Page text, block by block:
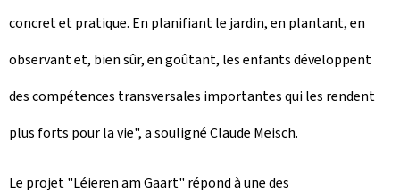
concret et pratique. En planifiant le jardin, en plantant, en
observant et, bien sûr, en goûtant, les enfants développent
des compétences transversales importantes qui les rendent
plus forts pour la vie", a souligné Claude Meisch.
Le projet "Léieren am Gaart" répond à une des